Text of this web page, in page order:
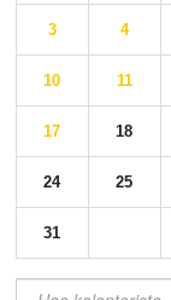
3 4
10 11
17 18
24 25
31